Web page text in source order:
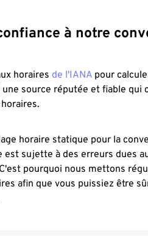
à notre
horaires de l'IANA pour
source réputée et fiable qui
horaire statique pour la
sujette à des erreurs dues
pourquoi nous mettons
afin que vous puissiez être